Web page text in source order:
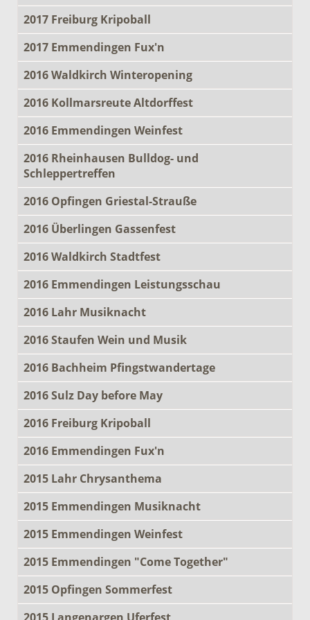
2017 Freiburg Kripoball
2017 Emmendingen Fux'n
2016 Waldkirch Winteropening
2016 Kollmarsreute Altdorffest
2016 Emmendingen Weinfest
2016 Rheinhausen Bulldog- und
Schleppertreffen
2016 Opfingen Griestal-Strauße
2016 Überlingen Gassenfest
2016 Waldkirch Stadtfest
2016 Emmendingen Leistungsschau
2016 Lahr Musiknacht
2016 Staufen Wein und Musik
2016 Bachheim Pfingstwandertage
2016 Sulz Day before May
2016 Freiburg Kripoball
2016 Emmendingen Fux'n
2015 Lahr Chrysanthema
2015 Emmendingen Musiknacht
2015 Emmendingen Weinfest
2015 Emmendingen "Come Together"
2015 Opfingen Sommerfest
2015 Langenargen Uferfest